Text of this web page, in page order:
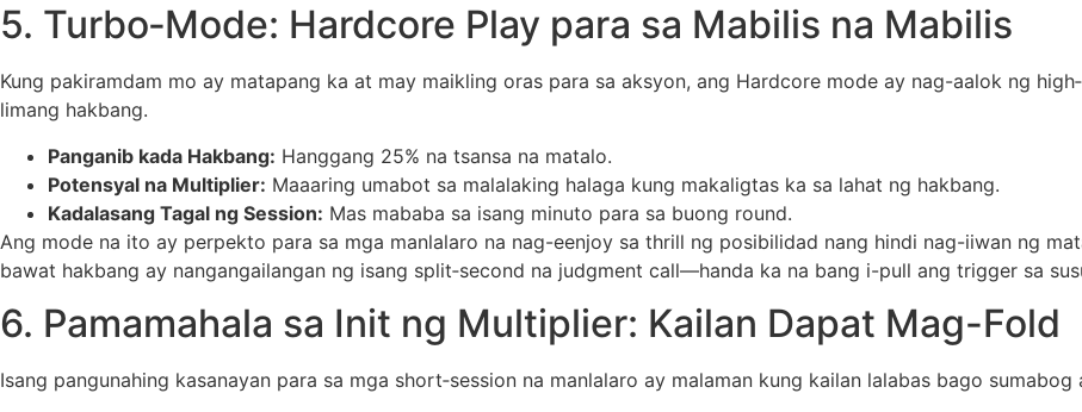
5. Turbo‑Mode: Hardcore Play para sa Mabilis na Mabilis
Kung pakiramdam mo ay matapang ka at may maikling oras para sa aksyon, ang Hardcore mode ay nag-aalok ng
limang hakbang.
Panganib kada Hakbang: Hanggang 25% na tsansa na matalo.
Potensyal na Multiplier: Maaaring umabot sa malalaking halaga kung makaligtas ka sa lahat ng hakbang.
Kadalasang Tagal ng Session: Mas mababa sa isang minuto para sa buong round.
Ang mode na ito ay perpekto para sa mga manlalaro na nag-eenjoy sa thrill ng posibilidad nang hindi nag-iiwan ng
bawat hakbang ay nangangailangan ng isang split‑second na judgment call—handa ka na bang i-pull ang trigger sa
6. Pamamahala sa Init ng Multiplier: Kailan Dapat Mag-Fold
Isang pangunahing kasanayan para sa mga short‑session na manlalaro ay malaman kung kailan lalabas bago